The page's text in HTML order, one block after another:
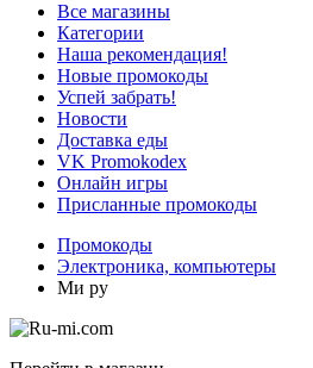
Все магазины
Категории
Наша рекомендация!
Новые промокоды
Успей забрать!
Новости
Доставка еды
VK Promokodex
Онлайн игры
Присланные промокоды
Промокоды
Электроника, компьютеры
Ми ру